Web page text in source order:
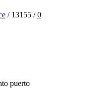
/ 13155 / 0